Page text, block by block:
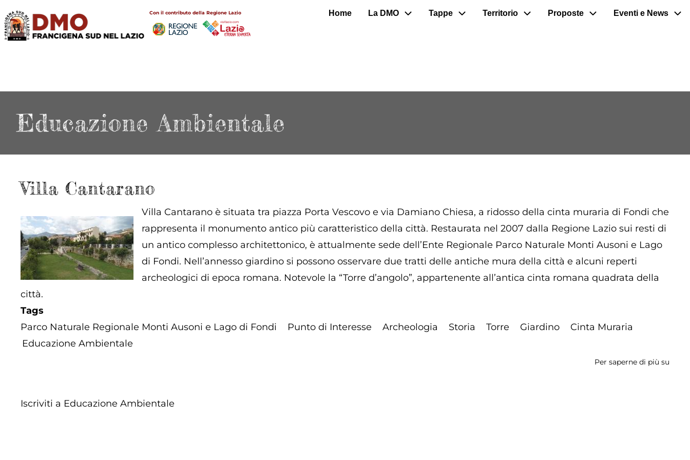
Salta
al
contenuto
Con il contributo della Regione Lazio
Main
navigation
Home La DMO Tappe Territorio Proposte Eventi e News
Educazione Ambientale
Villa Cantarano
Villa Cantarano è situata tra piazza Porta Vescovo e via Damiano Chiesa, a ridosso della cinta muraria di Fondi che
rappresenta il monumento antico più caratteristico della città. Restaurata nel 2007 dalla Regione Lazio sui resti di
un antico complesso architettonico, è attualmente sede dell’Ente Regionale Parco Naturale Monti Ausoni e Lago
di Fondi. Nell’annesso giardino si possono osservare due tratti delle antiche mura della città e alcuni reperti
archeologici di epoca romana. Notevole la “Torre d’angolo”, appartenente all’antica cinta romana quadrata della
città.
Tags
Parco Naturale Regionale Monti Ausoni e Lago di Fondi
Punto di Interesse Archeologia Storia Torre Giardino
Cinta Muraria
Educazione Ambientale
Per saperne di più su
Iscriviti a Educazione Ambientale